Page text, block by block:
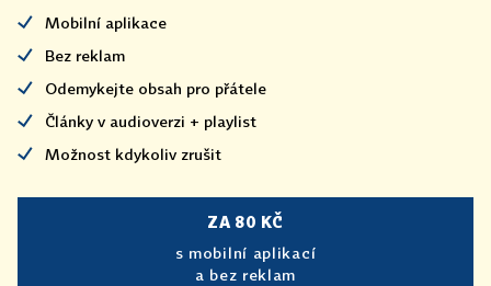
Mobilní aplikace
Bez reklam
Odemykejte obsah pro přátele
Články v audioverzi + playlist
Možnost kdykoliv zrušit
ZA 80 KČ
s mobilní aplikací
a bez reklam